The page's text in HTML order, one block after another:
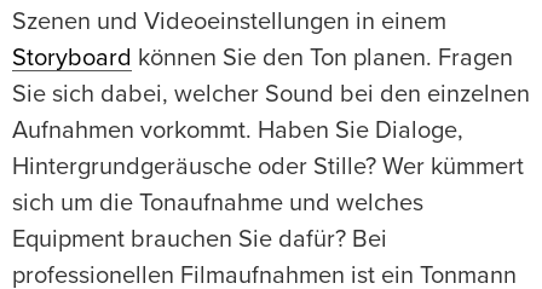
Szenen und Videoeinstellungen in einem
Storyboard können Sie den Ton planen. Fragen
Sie sich dabei, welcher Sound bei den einzelnen
Aufnahmen vorkommt. Haben Sie Dialoge,
Hintergrundgeräusche oder Stille? Wer kümmert
sich um die Tonaufnahme und welches
Equipment brauchen Sie dafür? Bei
professionellen Filmaufnahmen ist ein Tonmann